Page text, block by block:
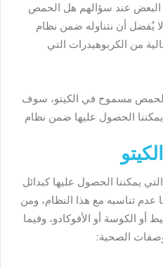
البعض عند سؤالهم هل الحمص
يُفضل أن نتناوله ضمن نظام
من الكربوهيدرات التي
الحمص مسموح في الكيتو، سوف
الحصول عليها ضمن نظام
يمكننا الحصول عليها كبدائل
عدم تناسبه مع هذا النظام، ومن
أو الكوسة أو الأفوكادو، وفيما
الصحية: